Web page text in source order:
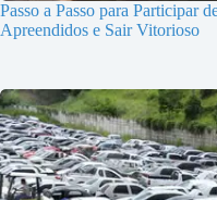
Passo a Passo para Participar
Apreendidos e Sair Vitorioso